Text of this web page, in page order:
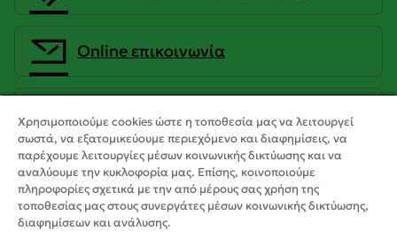
Οnline επικοινωνία
CrediaBank Ανώνυμη Τραπεζική
Εταιρεία
Χρησιμοποιούμε cookies ώστε η τοποθεσία μας να λειτουργεί
σωστά, να εξατομικεύουμε περιεχόμενο και διαφημίσεις, να
παρέχουμε λειτουργίες μέσων κοινωνικής δικτύωσης και να
αναλύουμε την κυκλοφορία μας. Επίσης, κοινοποιούμε
πληροφορίες σχετικά με την από μέρους σας χρήση της
τοποθεσίας μας στους συνεργάτες μέσων κοινωνικής δικτύωσης,
διαφημίσεων και ανάλυσης.